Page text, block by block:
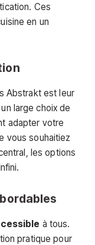
Ces
en un
Abstrakt est leur
large choix de
adapter votre
vous souhaitiez
les options
à tous.
pratique pour